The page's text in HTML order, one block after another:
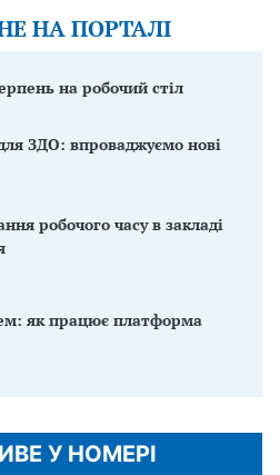
НА ПОРТАЛІ
на робочий стіл
ЗДО: впроваджуємо нові
робочого часу в закладі
як працює платформа
У НОМЕРІ